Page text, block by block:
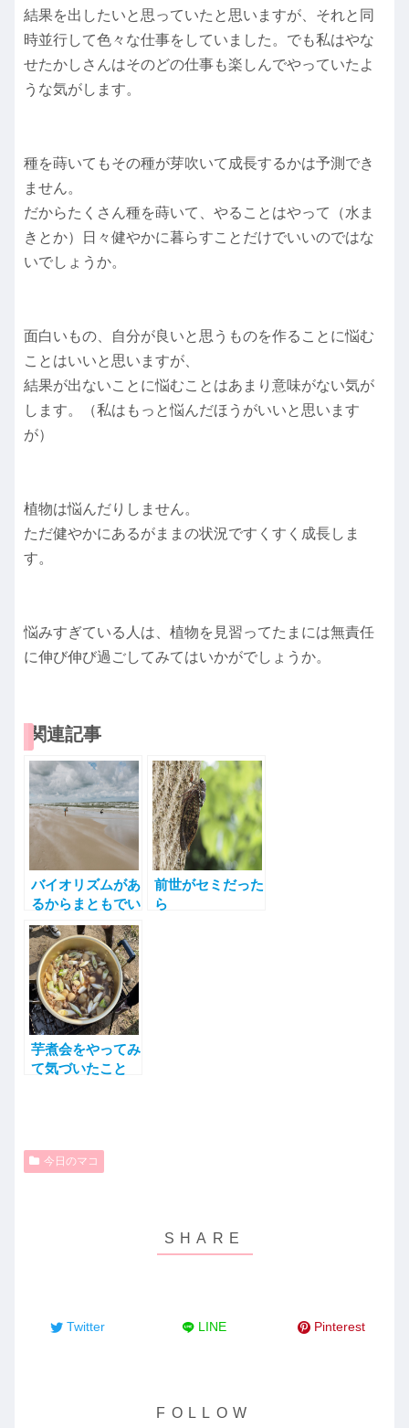
結果を出したいと思っていたと思いますが、それと同
時並行して色々な仕事をしていました。でも私はやな
せたかしさんはそのどの仕事も楽しんでやっていたよ
うな気がします。
種を蒔いてもその種が芽吹いて成長するかは予測でき
ません。
だからたくさん種を蒔いて、やることはやって（水ま
きとか）日々健やかに暮らすことだけでいいのではな
いでしょうか。
面白いもの、自分が良いと思うものを作ることに悩む
ことはいいと思いますが、
結果が出ないことに悩むことはあまり意味がない気が
します。（私はもっと悩んだほうがいいと思います
が）
植物は悩んだりしません。
ただ健やかにあるがままの状況ですくすく成長しま
す。
悩みすぎている人は、植物を見習ってたまには無責任
に伸び伸び過ごしてみてはいかがでしょうか。
関連記事
バイオリズムがあ
るからまともでい
られる
前世がセミだった
ら
芋煮会をやってみ
て気づいたこと
今日のマコ
Twitter LINE Pinterest